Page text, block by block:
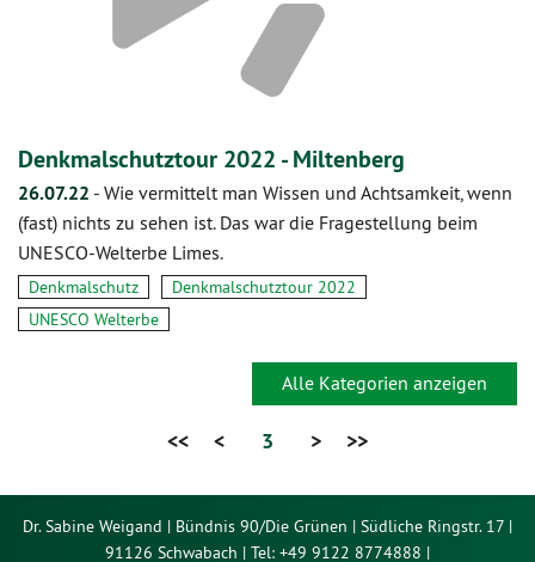
Denkmalschutztour 2022 - Miltenberg
26.07.22 - Wie vermittelt man Wissen und Achtsamkeit, wenn
(fast) nichts zu sehen ist. Das war die Fragestellung beim
UNESCO-Welterbe Limes.
Denkmalschutz
Denkmalschutztour 2022
UNESCO Welterbe
Alle Kategorien anzeigen
<< < 3 > >>
Dr. Sabine Weigand | Bündnis 90/Die Grünen | Südliche Ringstr. 17 |
91126 Schwabach | Tel: +49 9122 8774888 |